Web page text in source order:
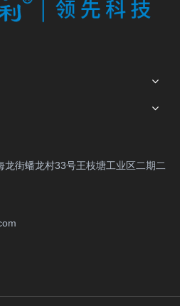
街蟠龙村33号王枝塘工业区二期二